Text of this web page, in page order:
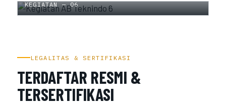
KEGIATAN — 06
LEGALITAS & SERTIFIKASI
TERDAFTAR RESMI &
TERSERTIFIKASI